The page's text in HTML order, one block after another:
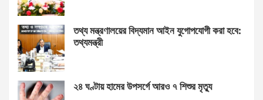
তথ্য মন্ত্রণালয়ের বিদ্যমান আইন যুগোপযোগী করা হবে:
তথ্যমন্ত্রী
২৪ ঘণ্টায় হামের উপসর্গে আরও ৭ শিশুর মৃত্যু